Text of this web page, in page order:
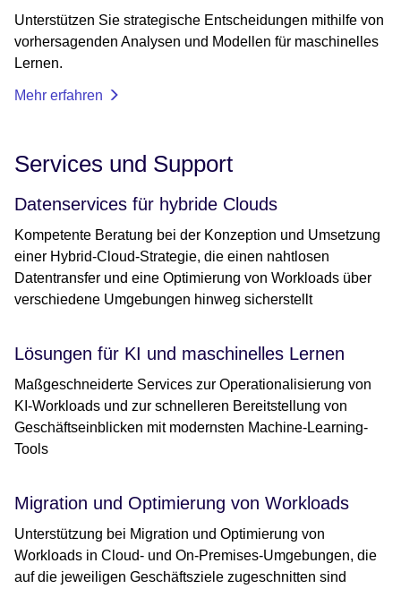
Unterstützen Sie strategische Entscheidungen mithilfe von
vorhersagenden Analysen und Modellen für maschinelles
Lernen.
Mehr erfahren
Services und Support
Datenservices für hybride Clouds
Kompetente Beratung bei der Konzeption und Umsetzung
einer Hybrid-Cloud-Strategie, die einen nahtlosen
Datentransfer und eine Optimierung von Workloads über
verschiedene Umgebungen hinweg sicherstellt
Lösungen für KI und maschinelles Lernen
Maßgeschneiderte Services zur Operationalisierung von
KI-Workloads und zur schnelleren Bereitstellung von
Geschäftseinblicken mit modernsten Machine-Learning-
Tools
Migration und Optimierung von Workloads
Unterstützung bei Migration und Optimierung von
Workloads in Cloud- und On-Premises-Umgebungen, die
auf die jeweiligen Geschäftsziele zugeschnitten sind